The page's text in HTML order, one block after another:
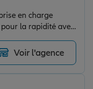
en charge
la rapidité avec
L’accompagnement
a été
versée me
les
satisfaite
Voir l'agence